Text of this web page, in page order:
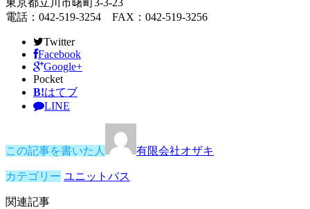
電話：042-519-3254 FAX：042-519-3256
Twitter
Facebook
Google+
Pocket
B!はてブ
LINE
この記事を書いた人 有限会社オザキ
カテゴリー ユニットバス
関連記事